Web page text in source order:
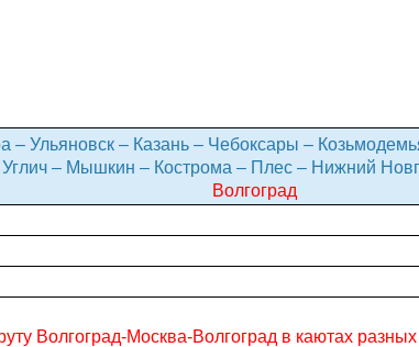
– Ульяновск – Казань – Чебоксары –
Углич – Мышкин – Кострома – Плес – Нижний
Волгоград
Волгоград-Москва-Волгоград в каютах разных